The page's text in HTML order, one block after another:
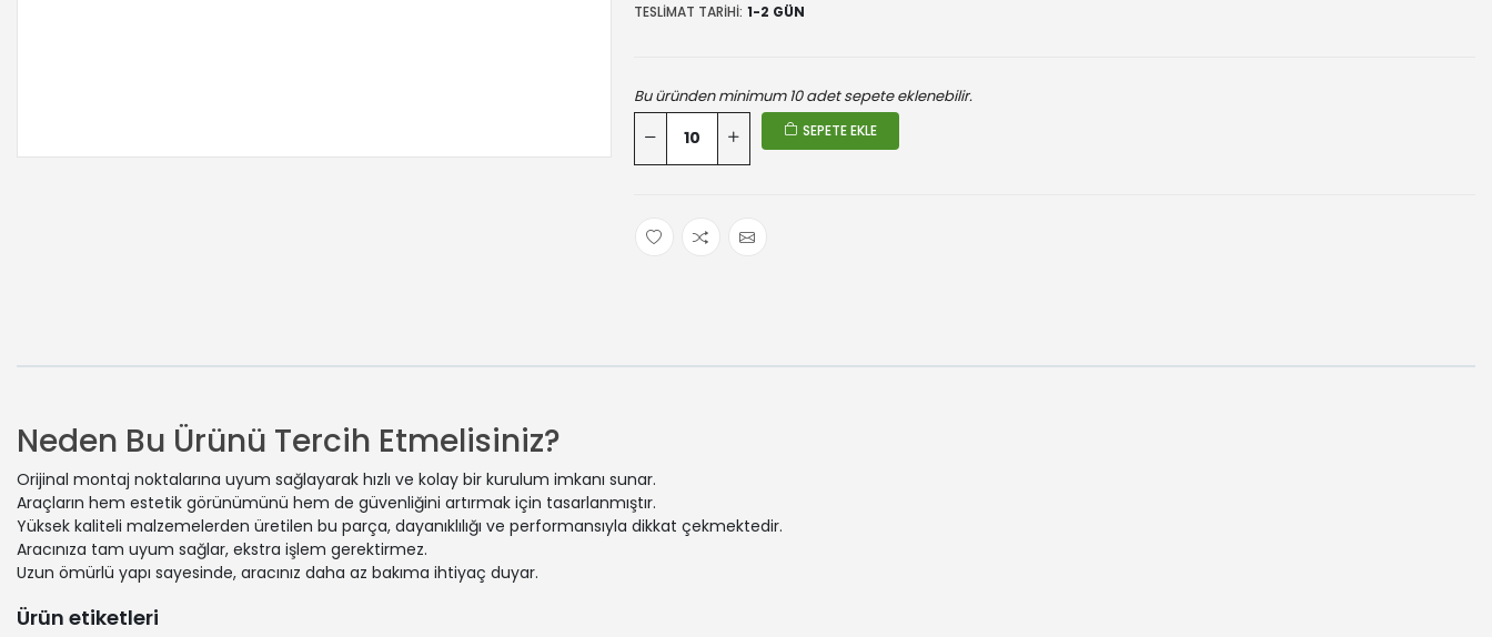
TESLIMAT TARIHI: 1-2 GÜN
Bu üründen minimum 10 adet sepete eklenebilir.
SEPETE EKLE
Neden Bu Ürünü Tercih Etmelisiniz?
Orijinal montaj noktalarına uyum sağlayarak hızlı ve kolay bir kurulum imkanı sunar.
Araçların hem estetik görünümünü hem de güvenliğini artırmak için tasarlanmıştır.
Yüksek kaliteli malzemelerden üretilen bu parça, dayanıklılığı ve performansıyla dikkat çekmektedir.
Aracınıza tam uyum sağlar, ekstra işlem gerektirmez.
Uzun ömürlü yapı sayesinde, aracınız daha az bakıma ihtiyaç duyar.
Ürün etiketleri